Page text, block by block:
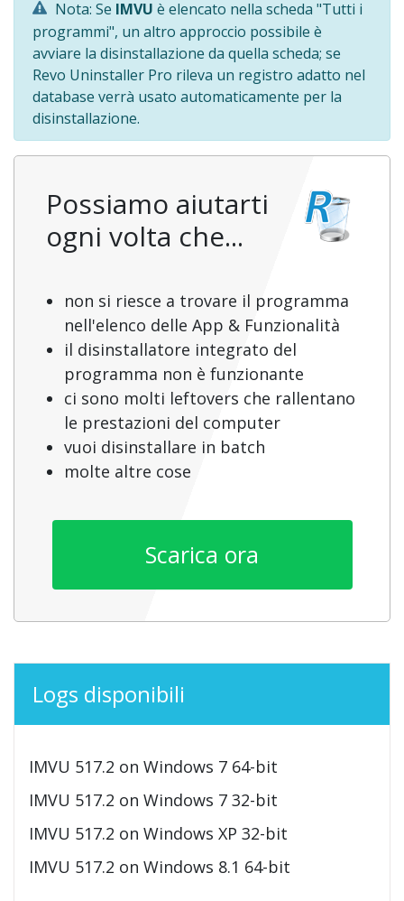
Nota: Se IMVU è elencato nella scheda "Tutti i
programmi", un altro approccio possibile è
avviare la disinstallazione da quella scheda; se
Revo Uninstaller Pro rileva un registro adatto nel
database verrà usato automaticamente per la
disinstallazione.
Possiamo aiutarti
ogni volta che...
non si riesce a trovare il programma
nell'elenco delle App & Funzionalità
il disinstallatore integrato del
programma non è funzionante
ci sono molti leftovers che rallentano
le prestazioni del computer
vuoi disinstallare in batch
molte altre cose
Scarica ora
Logs disponibili
IMVU 517.2 on Windows 7 64-bit
IMVU 517.2 on Windows 7 32-bit
IMVU 517.2 on Windows XP 32-bit
IMVU 517.2 on Windows 8.1 64-bit